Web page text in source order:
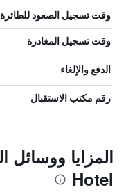
وقت تسجيل الصعود للطائرة
وقت تسجيل المغادرة
الدفع والإلغاء
رقم مكتب الاستقبال
Hotel